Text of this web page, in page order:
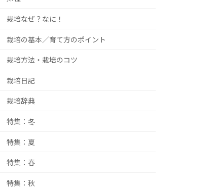
栽培なぜ？なに！
栽培の基本／育て方のポイント
栽培方法・栽培のコツ
栽培日記
栽培辞典
特集：冬
特集：夏
特集：春
特集：秋